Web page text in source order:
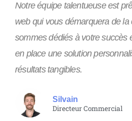
Notre équipe talentueuse est
web qui vous démarquera de
sommes dédiés à votre succès
en place une solution
résultats tangibles.
Silvain
Directeur Commercial